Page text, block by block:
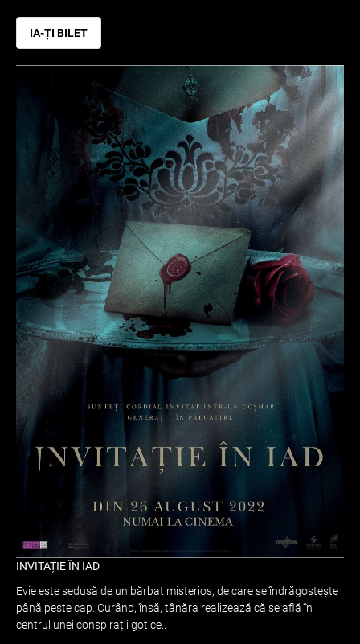
IA-ȚI BILET
INVITAȚIE ÎN IAD
Evie este sedusă de un bărbat misterios, de care se îndrăgostește
până peste cap. Curând, însă, tânăra realizează că se află în
centrul unei conspirații gotice..